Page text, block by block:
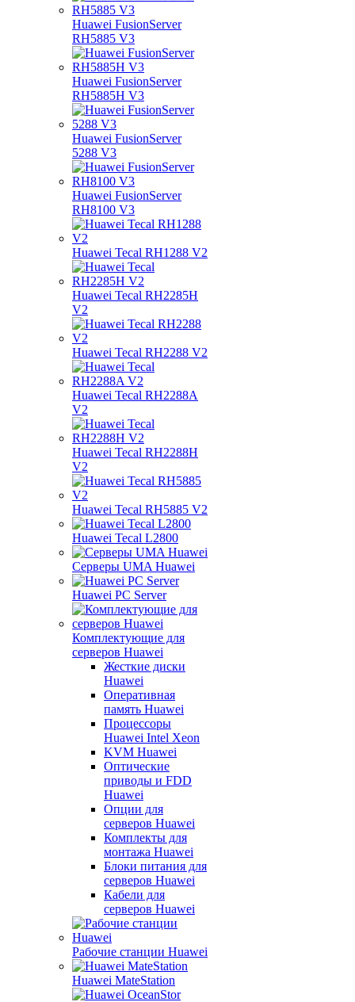
Huawei FusionServer
RH5885 V3
Huawei FusionServer
RH5885H V3
Huawei FusionServer
5288 V3
Huawei FusionServer
RH8100 V3
Huawei Tecal RH1288 V2
Huawei Tecal RH2285H
V2
Huawei Tecal RH2288 V2
Huawei Tecal RH2288A
V2
Huawei Tecal RH2288H
V2
Huawei Tecal RH5885 V2
Huawei Tecal L2800
Серверы UMA Huawei
Huawei PC Server
Комплектующие для
серверов Huawei
Жесткие диски
Huawei
Оперативная
память Huawei
Процессоры
Huawei Intel Xeon
KVM Huawei
Оптические
приводы и FDD
Huawei
Опции для
серверов Huawei
Комплекты для
монтажа Huawei
Блоки питания для
серверов Huawei
Кабели для
серверов Huawei
Рабочие станции Huawei
Huawei MateStation